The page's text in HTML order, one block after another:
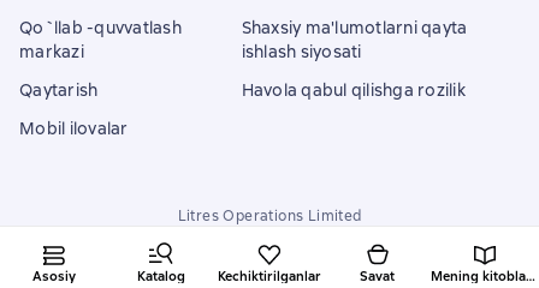
Asosiy Katalog Kechiktirilganlar Savat Mening kitoblarim
Qo`llab -quvvatlash
markazi
Qaytarish
Mobil ilovalar
Shaxsiy ma'lumotlarni qayta
ishlash siyosati
Havola qabul qilishga rozilik
Litres Operations Limited